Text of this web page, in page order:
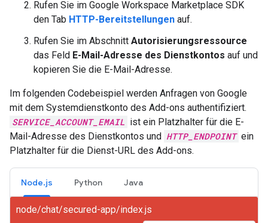
Rufen Sie im Google Workspace Marketplace SDK
den Tab HTTP-Bereitstellungen auf.
Rufen Sie im Abschnitt Autorisierungsressource
das Feld E-Mail-Adresse des Dienstkontos auf und
kopieren Sie die E-Mail-Adresse.
Im folgenden Codebeispiel werden Anfragen von Google
mit dem Systemdienstkonto des Add-ons authentifiziert.
SERVICE_ACCOUNT_EMAIL ist ein Platzhalter für die E-
Mail-Adresse des Dienstkontos und HTTP_ENDPOINT ein
Platzhalter für die Dienst-URL des Add-ons.
Node.js Python Java
node/chat/secured-app/index.js